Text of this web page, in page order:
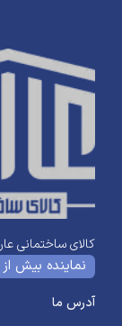
کالای ساختمانی
نماینده بیش از 20 برند معتبر
آدرس ما